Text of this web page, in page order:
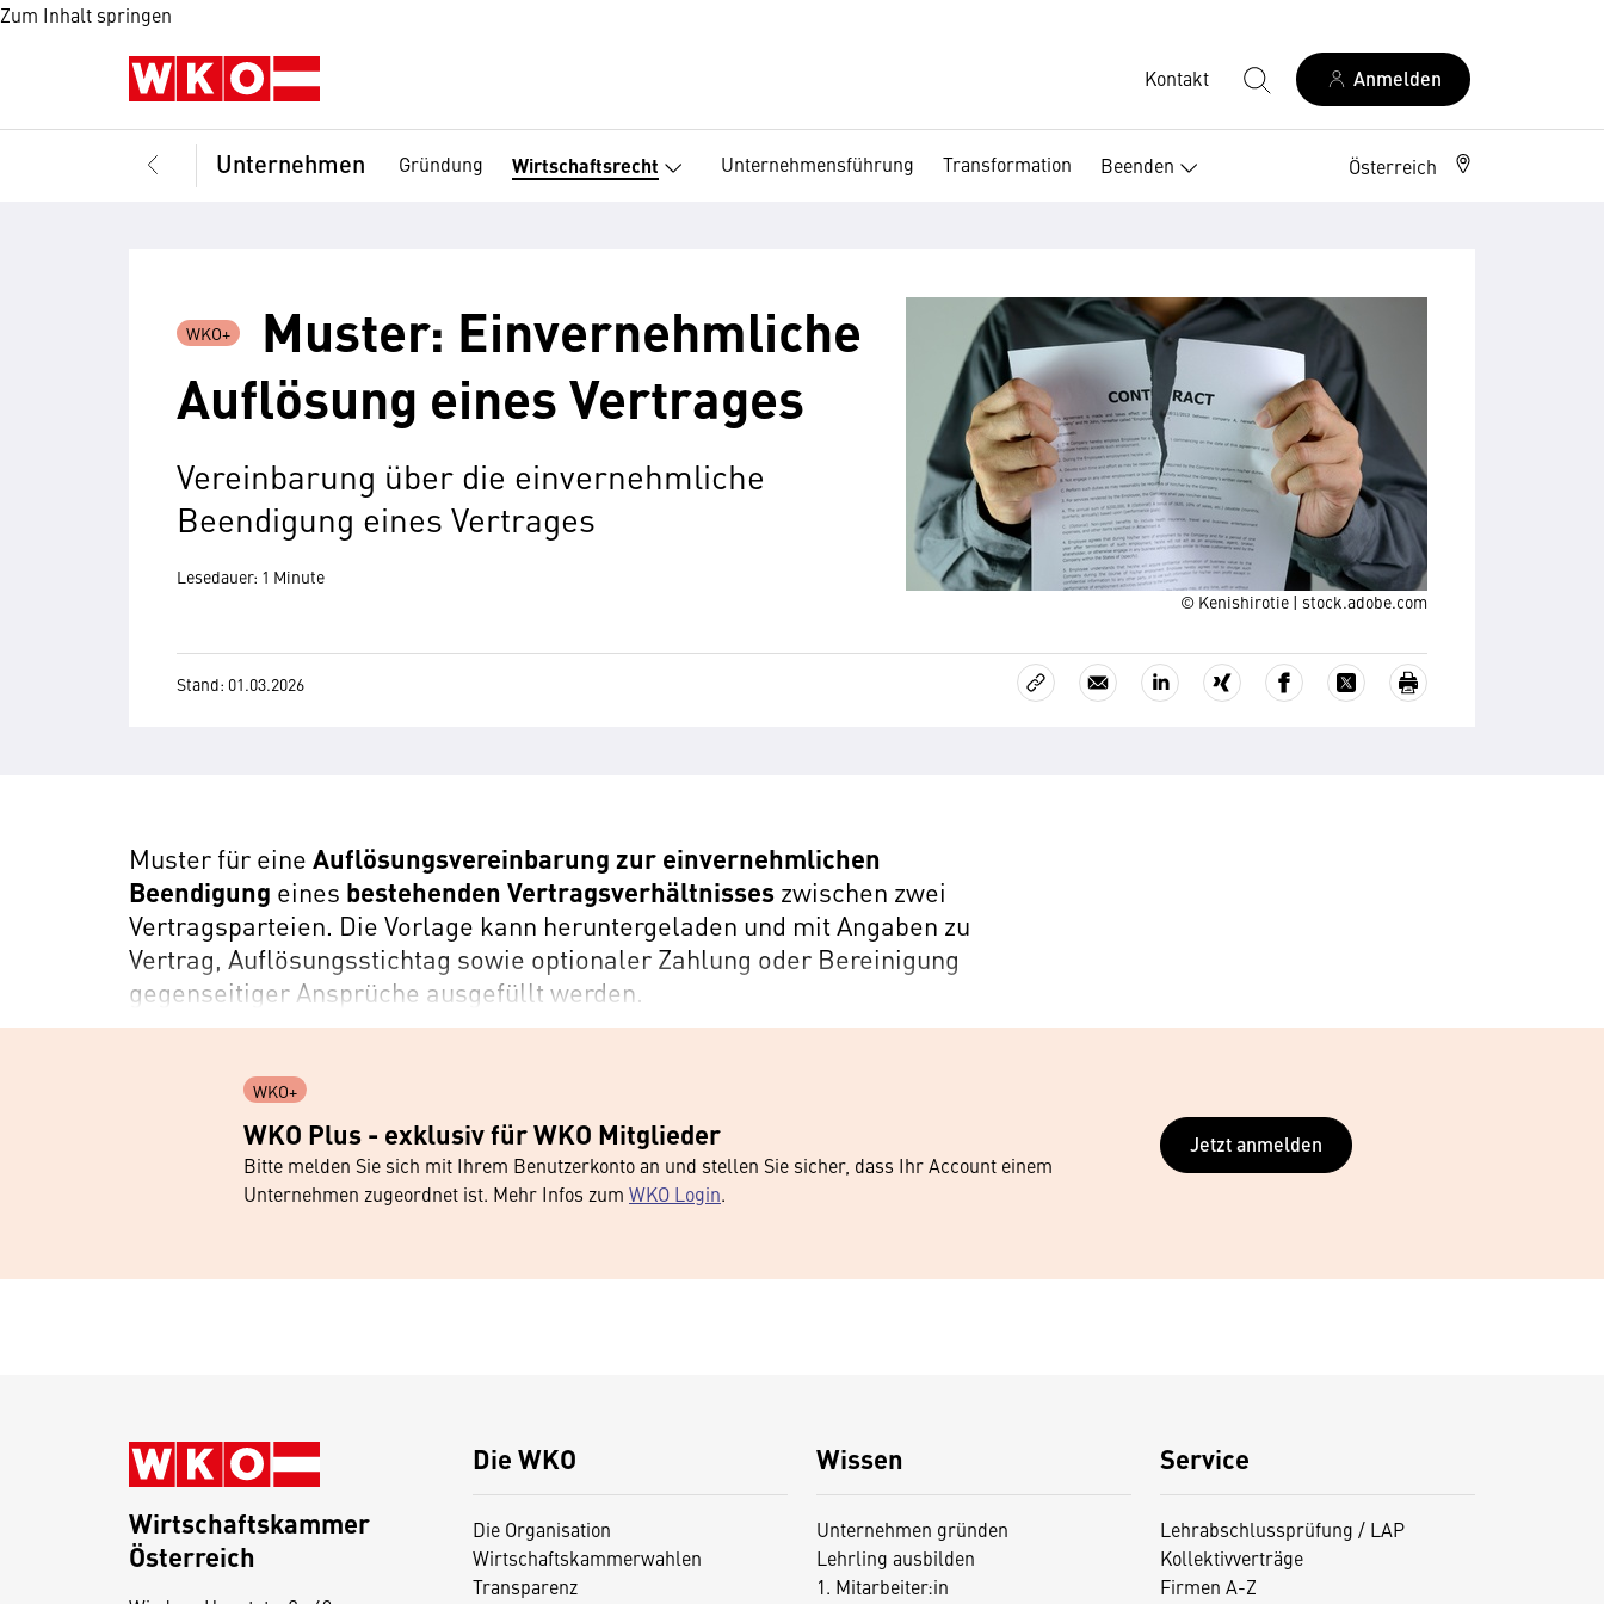
Zum Inhalt springen
Kontakt Anmelden
Unternehmen Gründung Wirtschaftsrecht Unternehmensführung Transformation Beenden Österreich
© Kenishirotie | stock.adobe.com
Muster: Einvernehmliche
Auflösung eines Vertrages
Vereinbarung über die einvernehmliche
Beendigung eines Vertrages
Lesedauer: 1 Minute
Stand: 01.03.2026
Muster für eineAuflösungsvereinbarung zur einvernehmlichen
Beendigung eines bestehenden Vertragsverhältnisseszwischen zwei
Vertragsparteien. Die Vorlage kann heruntergeladen und mit Angaben zu
Vertrag, Auflösungsstichtag sowie optionaler Zahlung oder Bereinigung
gegenseitiger Ansprüche ausgefüllt werden.
WKO+
WKO Plus - exklusiv für WKO Mitglieder
Bitte melden Sie sich mit Ihrem Benutzerkonto an und stellen Sie sicher, dass Ihr Account einem
Unternehmen zugeordnet ist. Mehr Infos zum WKO Login.
Jetzt anmelden
Die WKO
Die Organisation
Wirtschaftskammerwahlen
Transparenz
Wissen
Unternehmen gründen
Lehrling ausbilden
1. Mitarbeiter:in
Service
Lehrabschlussprüfung / LAP
Kollektivverträge
Firmen A-Z
Wirtschaftskammer
Österreich